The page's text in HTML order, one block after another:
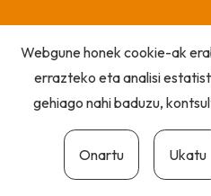
Webgune honek cookie-ak
errazteko eta analisi
gehiago nahi baduzu,
Onartu Ukatu